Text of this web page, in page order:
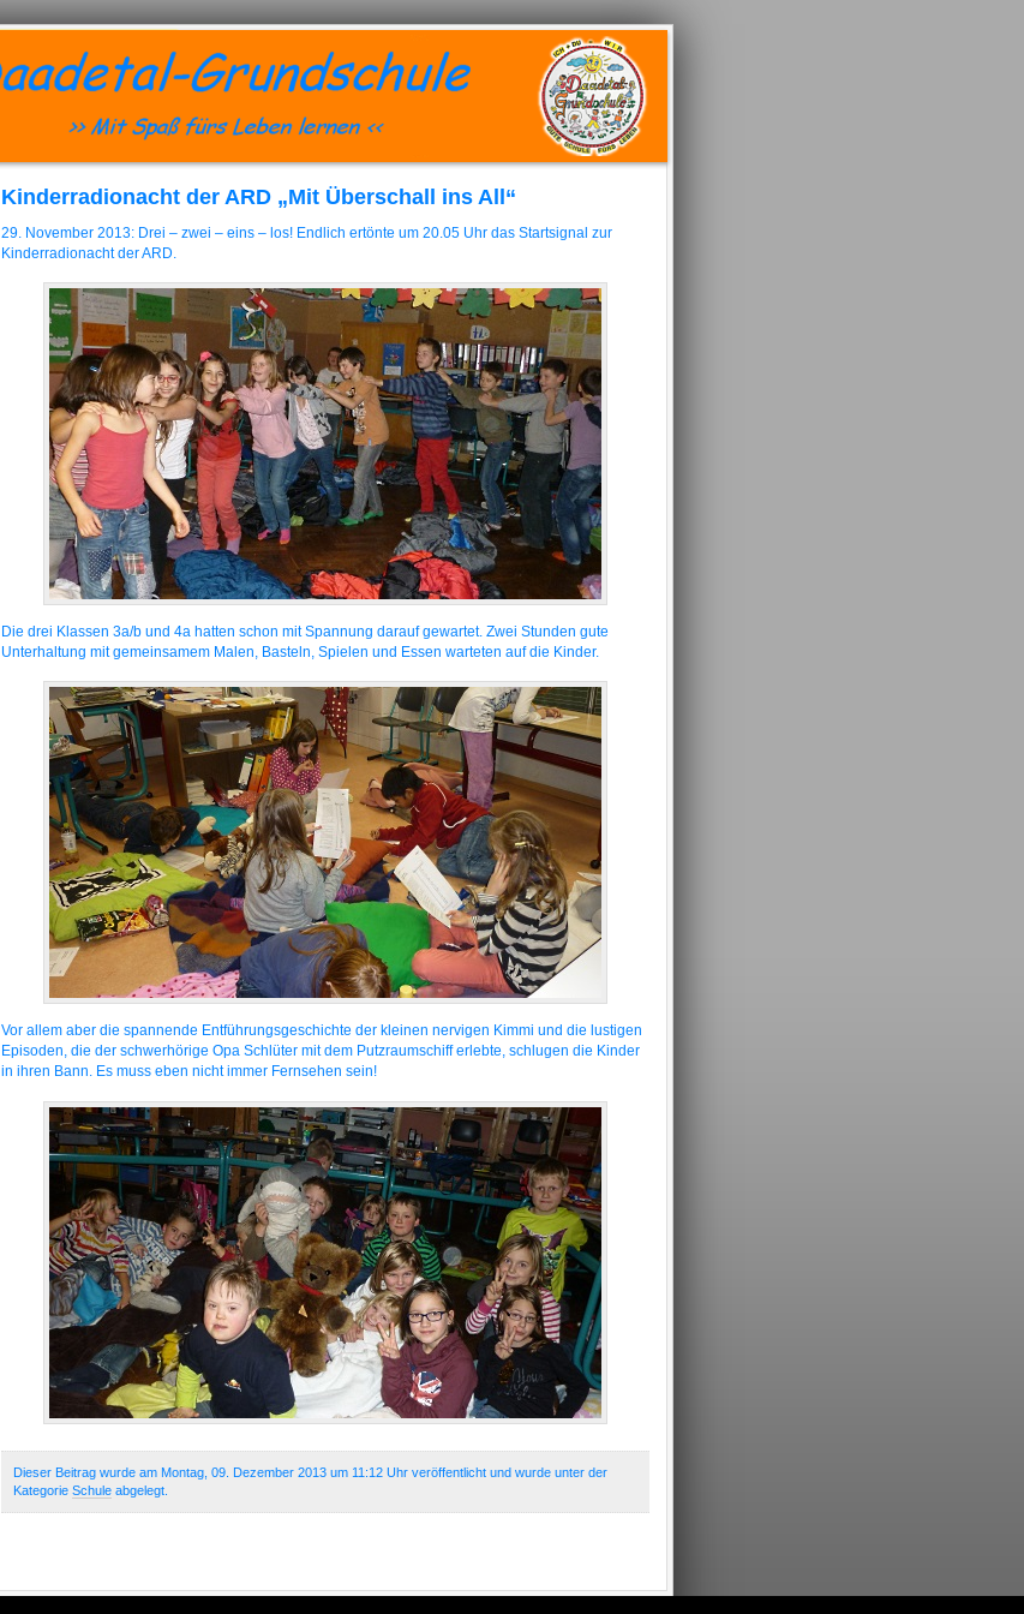
Kinderradionacht der ARD „Mit Überschall ins All“
29. November 2013: Drei – zwei – eins – los! Endlich ertönte um 20.05 Uhr das Startsignal zur
Kinderradionacht der ARD.
Die drei Klassen 3a/b und 4a hatten schon mit Spannung darauf gewartet. Zwei Stunden gute
Unterhaltung mit gemeinsamem Malen, Basteln, Spielen und Essen warteten auf die Kinder.
Vor allem aber die spannende Entführungsgeschichte der kleinen nervigen Kimmi und die lustigen
Episoden, die der schwerhörige Opa Schlüter mit dem Putzraumschiff erlebte, schlugen die Kinder
in ihren Bann. Es muss eben nicht immer Fernsehen sein!
Dieser Beitrag wurde am Montag, 09. Dezember 2013 um 11:12 Uhr veröffentlicht und wurde unter der
Kategorie Schule abgelegt.